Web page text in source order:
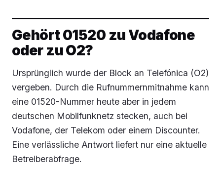
Gehört 01520 zu Vodafone
oder zu O2?
Ursprünglich wurde der Block an Telefónica (O2)
vergeben. Durch die Rufnummernmitnahme kann
eine 01520-Nummer heute aber in jedem
deutschen Mobilfunknetz stecken, auch bei
Vodafone, der Telekom oder einem Discounter.
Eine verlässliche Antwort liefert nur eine aktuelle
Betreiberabfrage.